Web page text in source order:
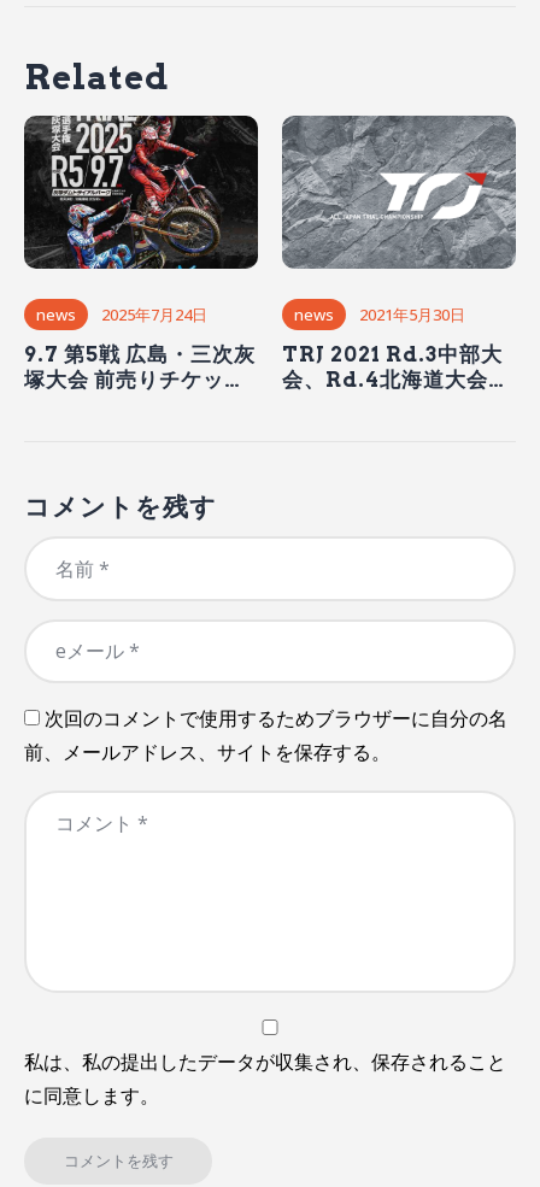
Related
news 2025年7月24日
9.7 第5戦 広島・三次灰
塚大会 前売りチケット
news 2021年5月30日
TRJ 2021 Rd.3中部大
会、Rd.4北海道大会開
コメントを残す
次回のコメントで使用するためブラウザーに自分の名
前、メールアドレス、サイトを保存する。
私は、私の提出したデータが収集され、保存されること
に同意します。